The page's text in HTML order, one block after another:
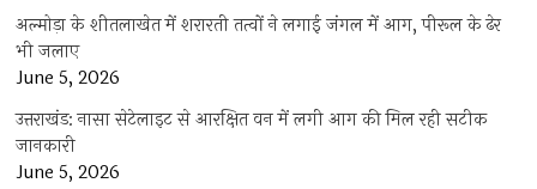
अल्मोड़ा के शीतलाखेत में शरारती तत्वों ने लगाई जंगल में आग, पीरूल के ढेर
भी जलाए
June 5, 2026
उत्तराखंड: नासा सेटेलाइट से आरक्षित वन में लगी आग की मिल रही सटीक
जानकारी
June 5, 2026